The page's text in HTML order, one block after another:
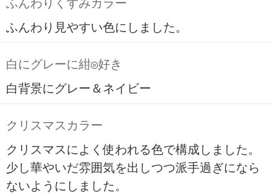
ふんわりくすみカラー
ふんわり見やすい色にしました。
白にグレーに紺◎好き
白背景にグレー＆ネイビー
クリスマスカラー
クリスマスによく使われる色で構成しました。
少し華やいだ雰囲気を出しつつ派手過ぎになら
ないようにしました。